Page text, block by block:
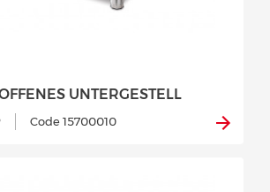
UNTERGESTELL
Code 15700010